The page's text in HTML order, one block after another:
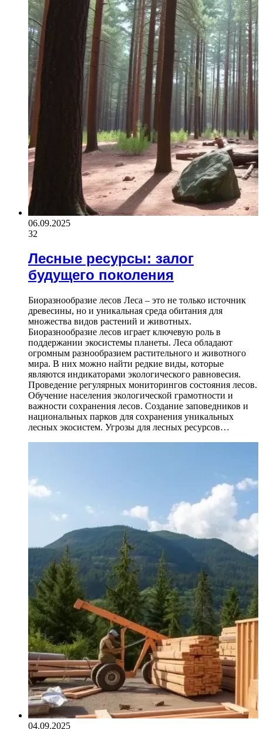
06.09.2025
32
Лесные ресурсы: залог
будущего поколения
Биоразнообразие лесов Леса – это не только источник
древесины, но и уникальная среда обитания для
множества видов растений и животных.
Биоразнообразие лесов играет ключевую роль в
поддержании экосистемы планеты. Леса обладают
огромным разнообразием растительного и животного
мира. В них можно найти редкие виды, которые
являются индикаторами экологического равновесия.
Проведение регулярных мониторингов состояния лесов.
Обучение населения экологической грамотности и
важности сохранения лесов. Создание заповедников и
национальных парков для сохранения уникальных
лесных экосистем. Угрозы для лесных ресурсов…
04.09.2025